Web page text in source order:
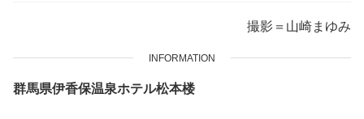
撮影＝山崎まゆみ
INFORMATION
群馬県伊香保温泉ホテル松本楼